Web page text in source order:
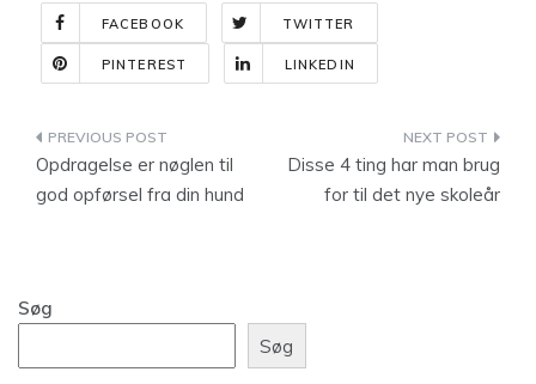
FACEBOOK TWITTER
PINTEREST LINKEDIN
Indlægsnavigation
Opdragelse er nøglen til
god opførsel fra din hund
Disse 4 ting har man brug
for til det nye skoleår
Søg
Søg